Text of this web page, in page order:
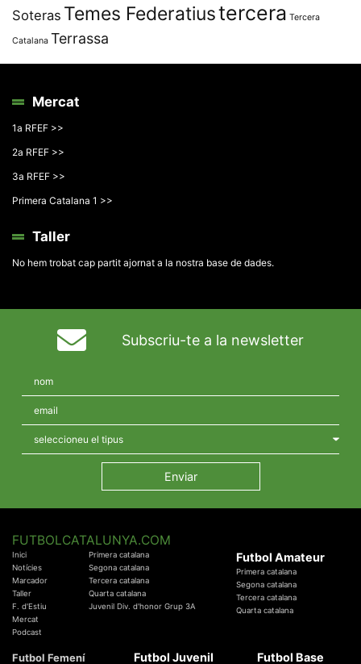
Soteras Temes Federatiustercera Tercera
Catalana Terrassa
Mercat
1a RFEF >>
2a RFEF >>
3a RFEF >>
Primera Catalana 1 >>
Taller
No hem trobat cap partit ajornat a la nostra base de dades.
Subscriu-te a la newsletter
FUTBOLCATALUNYA.COM
Inici
Notícies
Marcador
Taller
F. d'Estiu
Mercat
Podcast
Primera catalana
Segona catalana
Tercera catalana
Quarta catalana
Juvenil Div. d'honor Grup 3A
Futbol Amateur
Primera catalana
Segona catalana
Tercera catalana
Quarta catalana
Futbol Femení Futbol Juvenil Futbol Base